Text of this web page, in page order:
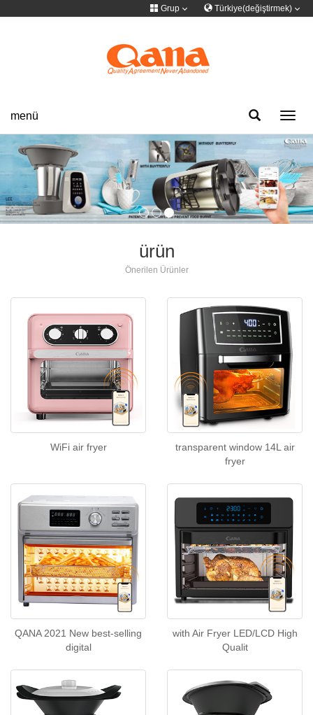
Grup Türkiye(değiştirmek)
Français Deutsch
Türkiye Español Tiếng Việt فارسی عربى
menü
ürün
Önerilen Ürünler
WiFi air fryer
transparent window 14L air
fryer
QANA 2021 New best-selling
digital
with Air Fryer LED/LCD High
Qualit